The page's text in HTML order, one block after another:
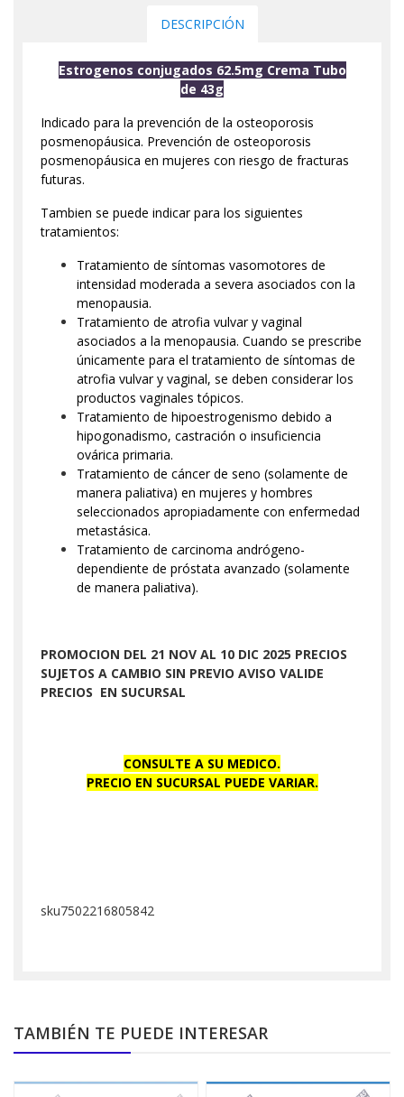
DESCRIPCIÓN
Estrogenos conjugados 62.5mg Crema Tubo
de 43g
Indicado para la prevención de la osteoporosis
posmenopáusica. Prevención de osteoporosis
posmenopáusica en mujeres con riesgo de fracturas
futuras.
Tambien se puede indicar para los siguientes
tratamientos:
Tratamiento de síntomas vasomotores de
intensidad moderada a severa asociados con la
menopausia.
Tratamiento de atrofia vulvar y vaginal
asociados a la menopausia. Cuando se prescribe
únicamente para el tratamiento de síntomas de
atrofia vulvar y vaginal, se deben considerar los
productos vaginales tópicos.
Tratamiento de hipoestrogenismo debido a
hipogonadismo, castración o insuficiencia
ovárica primaria.
Tratamiento de cáncer de seno (solamente de
manera paliativa) en mujeres y hombres
seleccionados apropiadamente con enfermedad
metastásica.
Tratamiento de carcinoma andrógeno-
dependiente de próstata avanzado (solamente
de manera paliativa).
PROMOCION DEL 21 NOV AL 10 DIC 2025 PRECIOS
SUJETOS A CAMBIO SIN PREVIO AVISO VALIDE
PRECIOS EN SUCURSAL
CONSULTE A SU MEDICO.
PRECIO EN SUCURSAL PUEDE VARIAR.
sku7502216805842
TAMBIÉN TE PUEDE INTERESAR